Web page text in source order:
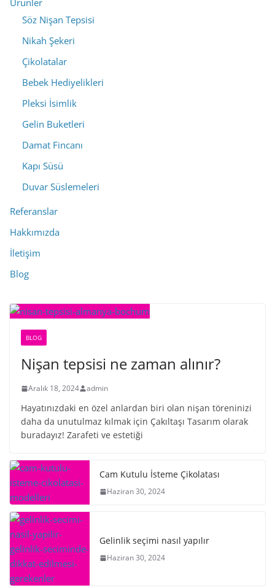
Ürünler
Söz Nişan Tepsisi
Nikah Şekeri
Çikolatalar
Bebek Hediyelikleri
Pleksi İsimlik
Gelin Buketleri
Damat Fincanı
Kapı Süsü
Duvar Süslemeleri
Referanslar
Hakkımızda
İletişim
Blog
BLOG
Nişan tepsisi ne zaman alınır?
Aralık 18, 2024 admin
Hayatınızdaki en özel anlardan biri olan nişan töreninizi
daha da unutulmaz kılmak için Çakıltaşı Tasarım olarak
buradayız! Zarafeti ve estetiği
Cam Kutulu İsteme Çikolatası
Haziran 30, 2024
Gelinlik seçimi nasıl yapılır
Haziran 30, 2024